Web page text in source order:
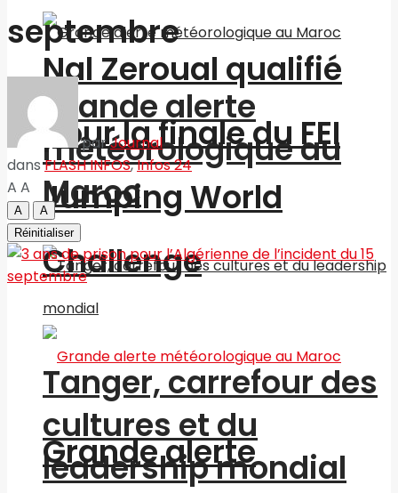
Grande alerte
météorologique au
Maroc
Tanger, carrefour des
cultures et du
leadership mondial
Nal Zeroual qualifié
pour la finale du FEI
Jumping World
Challenge
Grande alerte
septembre
parJournal
dans FLASH INFOS,Infos 24
A A
A
A
Réinitialiser